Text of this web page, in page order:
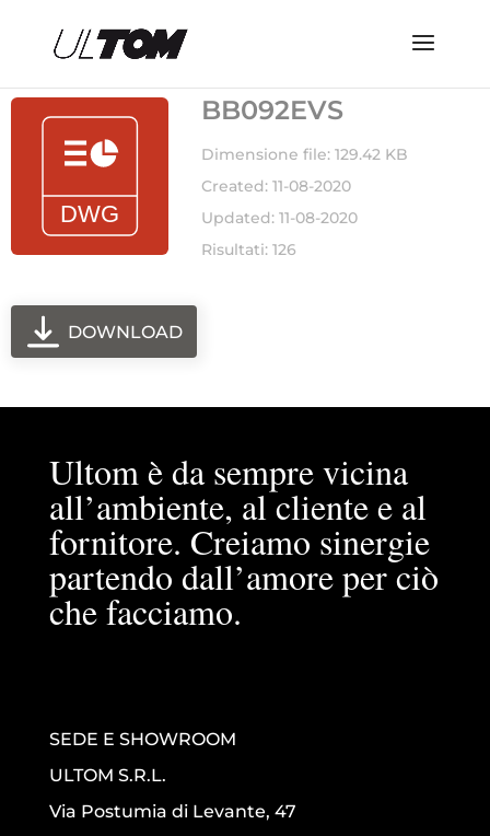
BB092EVS
Dimensione file: 129.42 KB
Created: 11-08-2020
Updated: 11-08-2020
Risultati: 126
DOWNLOAD
Ultom è da sempre vicina
all’ambiente, al cliente e al
fornitore. Creiamo sinergie
partendo dall’amore per ciò
che facciamo.
SEDE E SHOWROOM
ULTOM S.R.L.
Via Postumia di Levante, 47